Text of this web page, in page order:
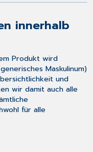
innerhalb
Produkt wird
Maskulinum)
und
wir damit auch alle
für alle